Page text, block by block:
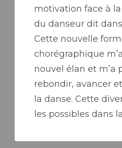
motivation face à
du danseur dit
Cette nouvelle
chorégraphique
nouvel élan et m’a
rebondir, avancer
la danse. Cette
les possibles dans